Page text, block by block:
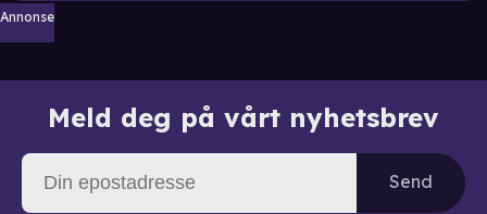
Annonse
Meld deg på vårt nyhetsbrev
Send